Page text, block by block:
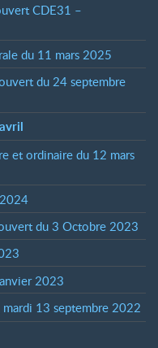
CDE31 –
du 11 mars 2025
du 24 septembre
et ordinaire du 12 mars
du 3 Octobre 2023
2023
13 septembre 2022